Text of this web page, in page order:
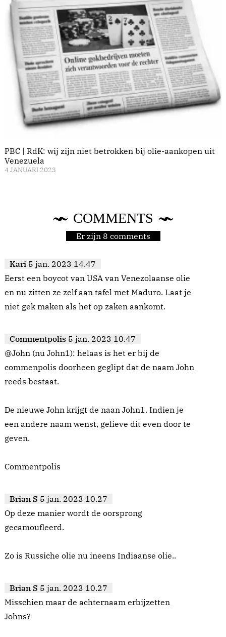
PBC | RdK: wij zijn niet betrokken bij olie-aankopen uit
Venezuela
4 JANUARI 2023
COMMENTS
Er zijn 8 comments
Kari 5 jan. 2023 14.47
Eerst een boycot van USA van Venezolaanse olie
en nu zitten ze zelf aan tafel met Maduro. Laat je
niet gek maken als het op zaken aankomt.
Commentpolis 5 jan. 2023 10.47
@John (nu John1): helaas is het er bij de
commenpolis doorheen geglipt dat de naam John
reeds bestaat.
De nieuwe John krijgt de naan John1. Indien je
een andere naam wenst, gelieve dit even door te
geven.
Commentpolis
Brian S 5 jan. 2023 10.27
Op deze manier wordt de oorsprong
gecamoufleerd.
Zo is Russiche olie nu ineens Indiaanse olie..
Brian S 5 jan. 2023 10.27
Misschien maar de achternaam erbijzetten
Johns?